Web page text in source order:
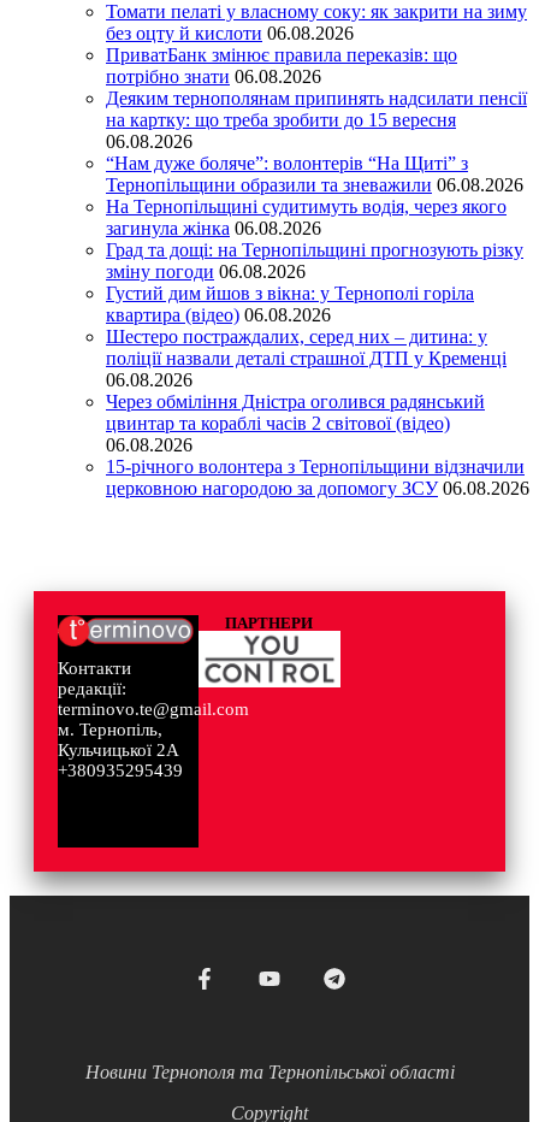
Томати пелаті у власному соку: як закрити на зиму
без оцту й кислоти 06.08.2026
ПриватБанк змінює правила переказів: що
потрібно знати 06.08.2026
Деяким тернополянам припинять надсилати пенсії
на картку: що треба зробити до 15 вересня
06.08.2026
“Нам дуже боляче”: волонтерів “На Щиті” з
Тернопільщини образили та зневажили 06.08.2026
На Тернопільщині судитимуть водія, через якого
загинула жінка 06.08.2026
Град та дощі: на Тернопільщині прогнозують різку
зміну погоди 06.08.2026
Густий дим йшов з вікна: у Тернополі горіла
квартира (відео) 06.08.2026
Шестеро постраждалих, серед них – дитина: у
поліції назвали деталі страшної ДТП у Кременці
06.08.2026
Через обміління Дністра оголився радянський
цвинтар та кораблі часів 2 світової (відео)
06.08.2026
15-річного волонтера з Тернопільщини відзначили
церковною нагородою за допомогу ЗСУ 06.08.2026
Контакти
редакції:
terminovo.te@gmail.com
м. Тернопіль,
Кульчицької 2А
+380935295439
ПАРТНЕРИ
Новини Тернополя та Тернопільської області
Copyright